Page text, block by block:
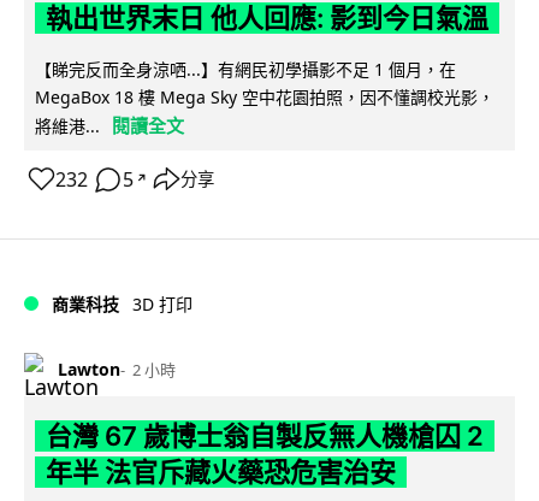
執出世界末日 他人回應: 影到今日氣溫
【睇完反而全身涼哂...】有網民初學攝影不足 1 個月，在
MegaBox 18 樓 Mega Sky 空中花園拍照，因不懂調校光影，
將維港...
閱讀全文
232 5 ↗ 分享
商業科技 3D 打印
Lawton 2 小時
台灣 67 歲博士翁自製反無人機槍囚 2
年半 法官斥藏火藥恐危害治安